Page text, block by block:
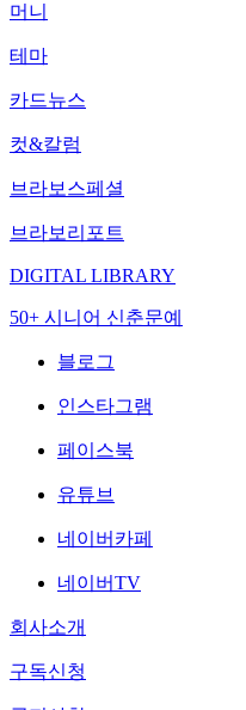
머니
테마
카드뉴스
컷&칼럼
브라보스페셜
브라보리포트
DIGITAL LIBRARY
50+ 시니어 신춘문예
블로그
인스타그램
페이스북
유튜브
네이버카페
네이버TV
회사소개
구독신청